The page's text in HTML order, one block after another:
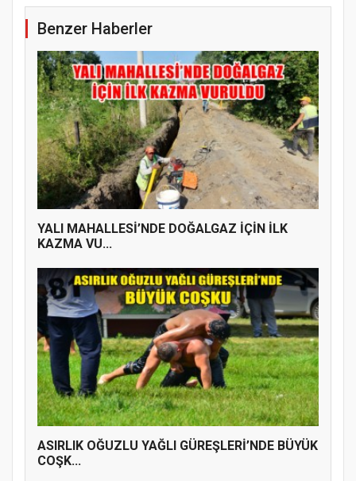
YENİ PARTİ TERME İLÇE BAŞKANLIĞINDA
ÜYE KATILIM PROGRAMI
Benzer Haberler
YALI MAHALLESİ’NDE DOĞALGAZ İÇİN İLK
KAZMA VU...
ASIRLIK OĞUZLU YAĞLI GÜREŞLERİ’NDE BÜYÜK
COŞK...